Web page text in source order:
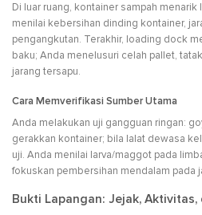
Di luar ruang, kontainer sampah
menilai kebersihan dinding kontainer,
pengangkutan. Terakhir, loading dock
baku; Anda menelusuri celah pallet,
jarang tersapu.
Cara Memverifikasi Sumber Utama
Anda melakukan uji gangguan ringan:
gerakkan kontainer; bila lalat dewasa
uji. Anda menilai larva/maggot pada
fokuskan pembersihan mendalam pada
Bukti Lapangan: Jejak, Aktivitas,